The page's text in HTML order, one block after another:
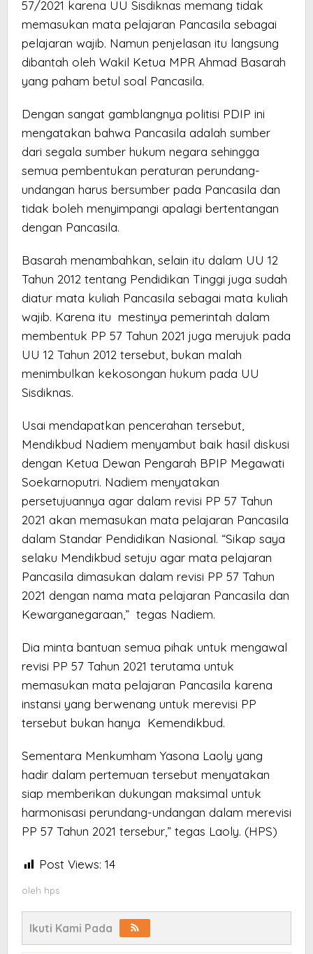
57/2021 karena UU Sisdiknas memang tidak
memasukan mata pelajaran Pancasila sebagai
pelajaran wajib. Namun penjelasan itu langsung
dibantah oleh Wakil Ketua MPR Ahmad Basarah
yang paham betul soal Pancasila.
Dengan sangat gamblangnya politisi PDIP ini
mengatakan bahwa Pancasila adalah sumber
dari segala sumber hukum negara sehingga
semua pembentukan peraturan perundang-
undangan harus bersumber pada Pancasila dan
tidak boleh menyimpangi apalagi bertentangan
dengan Pancasila.
Basarah menambahkan, selain itu dalam UU 12
Tahun 2012 tentang Pendidikan Tinggi juga sudah
diatur mata kuliah Pancasila sebagai mata kuliah
wajib. Karena itu mestinya pemerintah dalam
membentuk PP 57 Tahun 2021 juga merujuk pada
UU 12 Tahun 2012 tersebut, bukan malah
menimbulkan kekosongan hukum pada UU
Sisdiknas.
Usai mendapatkan pencerahan tersebut,
Mendikbud Nadiem menyambut baik hasil diskusi
dengan Ketua Dewan Pengarah BPIP Megawati
Soekarnoputri. Nadiem menyatakan
persetujuannya agar dalam revisi PP 57 Tahun
2021 akan memasukan mata pelajaran Pancasila
dalam Standar Pendidikan Nasional. “Sikap saya
selaku Mendikbud setuju agar mata pelajaran
Pancasila dimasukan dalam revisi PP 57 Tahun
2021 dengan nama mata pelajaran Pancasila dan
Kewarganegaraan,” tegas Nadiem.
Dia minta bantuan semua pihak untuk mengawal
revisi PP 57 Tahun 2021 terutama untuk
memasukan mata pelajaran Pancasila karena
instansi yang berwenang untuk merevisi PP
tersebut bukan hanya Kemendikbud.
Sementara Menkumham Yasona Laoly yang
hadir dalam pertemuan tersebut menyatakan
siap memberikan dukungan maksimal untuk
harmonisasi perundang-undangan dalam merevisi
PP 57 Tahun 2021 tersebur,” tegas Laoly. (HPS)
Post Views: 14
oleh hps
Ikuti Kami Pada